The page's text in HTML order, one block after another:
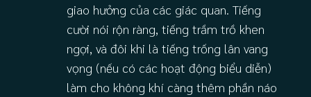
giao hưởng của các giác quan. Tiếng
cười nói rộn ràng, tiếng trầm trồ khen
ngợi, và đôi khi là tiếng trống lân vang
vọng (nếu có các hoạt động biểu diễn)
làm cho không khí càng thêm phần náo